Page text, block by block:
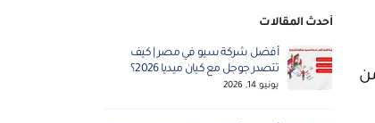
أحدث المقالات
أفضل شركة سيو في مصر | كيف
تتصدر جوجل مع كيان ميديا 2026؟
يونيو 14, 2026